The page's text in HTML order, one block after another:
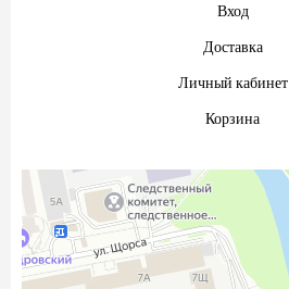
Вход
Доставка
Личный кабинет
Корзина